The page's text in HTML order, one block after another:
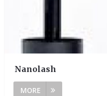
Nanolash
MORE